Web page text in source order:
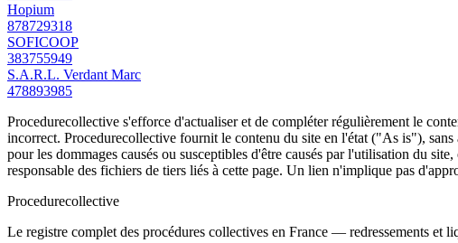
Hopium
878729318
SOFICOOP
383755949
S.A.R.L. Verdant Marc
478893985
Procedurecollective s'efforce d'actualiser et de compléter régulièrement le
incorrect. Procedurecollective fournit le contenu du site en l'état ("As is"),
pour les dommages causés ou susceptibles d'être causés par l'utilisation du
responsable des fichiers de tiers liés à cette page. Un lien n'implique pas
Procedurecollective
Le registre complet des procédures collectives en France — redressements et